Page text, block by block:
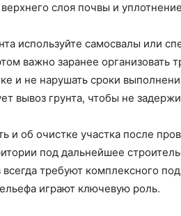
слоя почвы и
используйте самосвалы или
важно заранее организовать
и не нарушать сроки
вывоз грунта, чтобы не
и об очистке участка после
под дальнейшее
всегда требуют комплексного
играют ключевую роль.